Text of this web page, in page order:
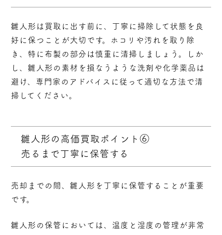
雛人形は買取に出す前に、丁寧に掃除して状態を良
好に保つことが大切です。ホコリや汚れを取り除
き、特に布製の部分は慎重に清掃しましょう。しか
し、雛人形の素材を損なうような洗剤や化学薬品は
避け、専門家のアドバイスに従って適切な方法で清
掃してください。
雛人形の高価買取ポイント⑥
売るまで丁寧に保管する
売却までの間、雛人形を丁寧に保管することが重要
です。
雛人形の保管においては、温度と湿度の管理が非常